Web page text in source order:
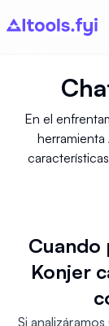
En el
herramienta
Cuando
Konjer
Si